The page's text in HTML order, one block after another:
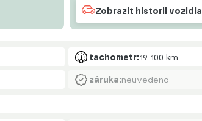
Zobrazit historii vozidla
tachometr:19 100 km
záruka:neuvedeno